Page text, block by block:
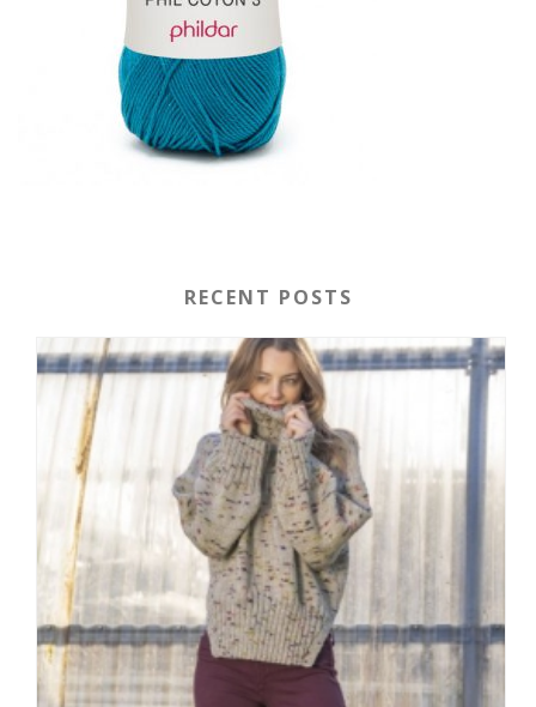
RECENT POSTS